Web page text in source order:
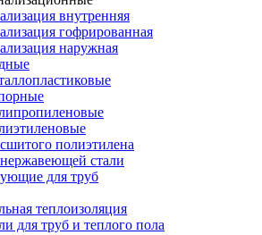
внутренняя
гофрированная
наружная
полиэтилена
стали
для труб
теплоизоляция
для труб и теплого пола